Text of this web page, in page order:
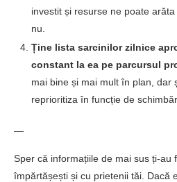
investit și resurse ne poate
nu.
Ține lista sarcinilor zilnice
constant la ea pe parcursul
mai bine și mai mult în plan, dar
reprioritiza în funcție de
—
Sper că informațiile de mai sus ți-au
împărtășești și cu prietenii tăi. Dacă